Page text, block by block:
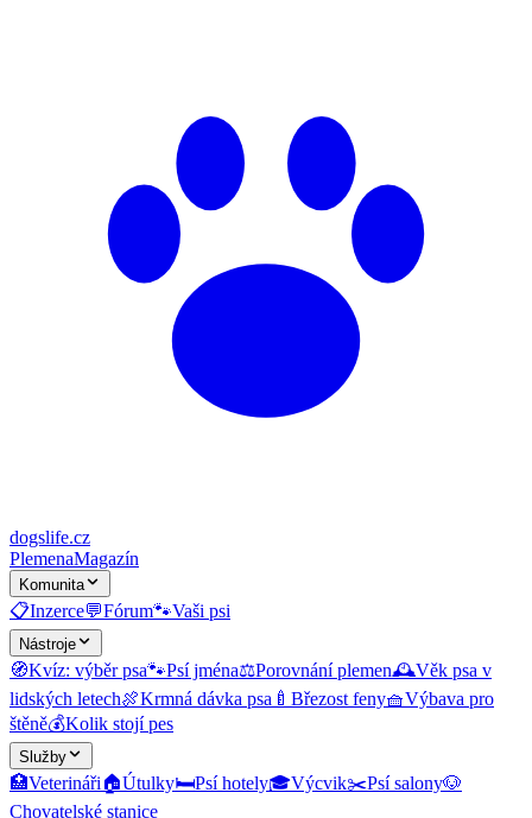
dogslife.cz
PlemenaMagazín
Komunita
📋Inzerce💬Fórum🐾Vaši psi
Nástroje
🧭Kvíz: výběr psa🐾Psí jména⚖️Porovnání plemen🕰️Věk psa v
lidských letech🍖Krmná dávka psa 🍼 Březost feny🧺Výbava pro
štěně💰Kolik stojí pes
Služby
🏥Veterináři🏠Útulky🛏️Psí hotely🎓Výcvik✂️Psí salony🐶
Chovatelské stanice